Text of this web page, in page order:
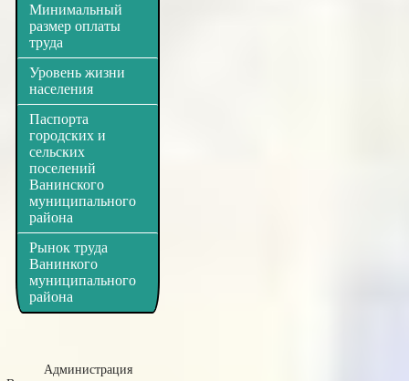
Минимальный
размер оплаты
труда
Уровень жизни
населения
Паспорта
городских и
сельских
поселений
Ванинского
муниципального
района
Рынок труда
Ванинкого
муниципального
района
Администрация